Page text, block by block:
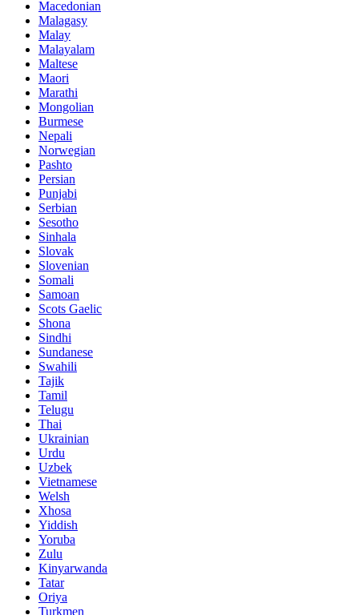
Macedonian
Malagasy
Malay
Malayalam
Maltese
Maori
Marathi
Mongolian
Burmese
Nepali
Norwegian
Pashto
Persian
Punjabi
Serbian
Sesotho
Sinhala
Slovak
Slovenian
Somali
Samoan
Scots Gaelic
Shona
Sindhi
Sundanese
Swahili
Tajik
Tamil
Telugu
Thai
Ukrainian
Urdu
Uzbek
Vietnamese
Welsh
Xhosa
Yiddish
Yoruba
Zulu
Kinyarwanda
Tatar
Oriya
Turkmen